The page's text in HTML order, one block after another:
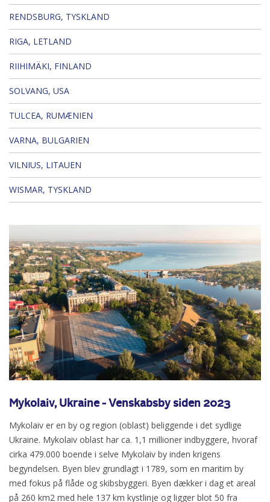
RENDSBURG, TYSKLAND
RIGA, LETLAND
RIIHIMÄKI, FINLAND
SOLVANG, USA
TULCEA, RUMÆNIEN
VARNA, BULGARIEN
VILNIUS, LITAUEN
WISMAR, TYSKLAND
Mykolaiv, Ukraine - Venskabsby siden 2023
Mykolaiv er en by og region (oblast) beliggende i det sydlige
Ukraine. Mykolaiv oblast har ca. 1,1 millioner indbyggere, hvoraf
cirka 479.000 boende i selve Mykolaiv by inden krigens
begyndelsen. Byen blev grundlagt i 1789, som en maritim by
med fokus på flåde og skibsbyggeri. Byen dækker i dag et areal
på 260 km2 med hele 137 km kystlinje og ligger blot 50 fra